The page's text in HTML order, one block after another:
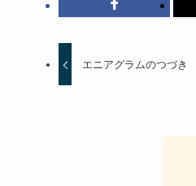
エニアグラムのつづき